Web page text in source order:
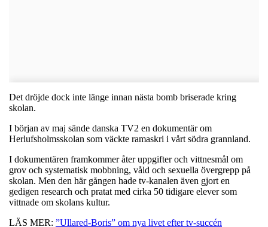
Det dröjde dock inte länge innan nästa bomb briserade kring
skolan.
I början av maj sände danska TV2 en dokumentär om
Herlufsholmsskolan som väckte ramaskri i vårt södra grannland.
I dokumentären framkommer åter uppgifter och vittnesmål om
grov och systematisk mobbning, våld och sexuella övergrepp på
skolan. Men den här gången hade tv-kanalen även gjort en
gedigen research och pratat med cirka 50 tidigare elever som
vittnade om skolans kultur.
LÄS MER: ”Ullared-Boris” om nya livet efter tv-succén